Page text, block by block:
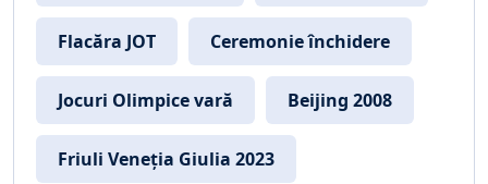
Flacăra JOT Ceremonie închidere
Jocuri Olimpice vară Beijing 2008
Friuli Veneția Giulia 2023